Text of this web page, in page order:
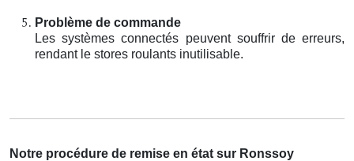
Problème de commande
Les systèmes connectés peuvent souffrir de erreurs,
rendant le stores roulants inutilisable.
Notre procédure de remise en état sur Ronssoy